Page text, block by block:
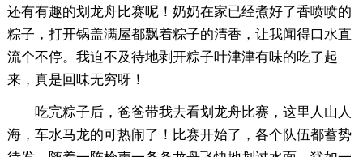
还有有趣的划龙舟比赛呢！奶奶在家已经煮好了香喷喷的
粽子，打开锅盖满屋都飘着粽子的清香，让我闻得口水直
流个不停。我迫不及待地剥开粽子叶津津有味的吃了起
来，真是回味无穷呀！
吃完粽子后，爸爸带我去看划龙舟比赛，这里人山人
海，车水马龙的可热闹了！比赛开始了，各个队伍都蓄势